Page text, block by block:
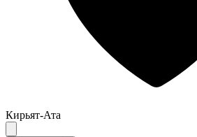
Кирьят-Ата